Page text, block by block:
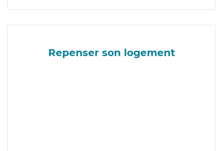
Repenser son logement